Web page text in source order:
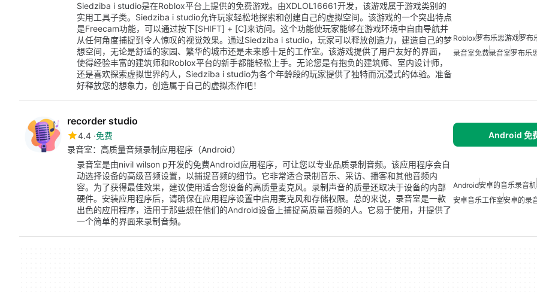
Siedziba i studio是在Roblox平台上提供的免费游戏。由XDLOL16661开发，该游戏属于游戏类别的
实用工具子类。Siedziba i studio允许玩家轻松地探索和创建自己的虚拟空间。该游戏的一个突出特点
是Freecam功能，可以通过按下[SHIFT] + [C]来访问。这个功能使玩家能够在游戏环境中自由导航并
从任何角度捕捉到令人惊叹的视觉效果。通过Siedziba i studio，玩家可以释放创造力，建造自己的梦
想空间，无论是舒适的家园、繁华的城市还是未来感十足的工作室。该游戏提供了用户友好的界面，
使得经验丰富的建筑师和Roblox平台的新手都能轻松上手。无论您是有抱负的建筑师、室内设计师，
还是喜欢探索虚拟世界的人，Siedziba i studio为各个年龄段的玩家提供了独特而沉浸式的体验。准备
好释放您的想象力，创造属于自己的虚拟杰作吧！
Roblox罗布乐思游戏罗布
录音室免费录音室罗布乐
recorder studio
4.4 免费
录音室：高质量音频录制应用程序（Android）
Android 免
录音室是由nivil wilson p开发的免费Android应用程序，可让您以专业品质录制音频。该应用程序会自
动选择设备的高级音频设置，以捕捉音频的细节。它非常适合录制音乐、采访、播客和其他音频内
容。为了获得最佳效果，建议使用适合您设备的高质量麦克风。录制声音的质量还取决于设备的内部
硬件。安装应用程序后，请确保在应用程序设置中启用麦克风和存储权限。总的来说，录音室是一款
出色的应用程序，适用于那些想在他们的Android设备上捕捉高质量音频的人。它易于使用，并提供了
一个简单的界面来录制音频。
Android安卓的音乐录音机
安卓音乐工作室安卓的录